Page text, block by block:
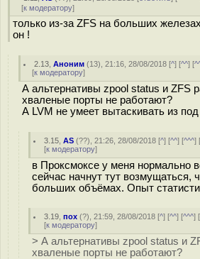
[к модератору]
только из-за ZFS на больших
он !
2.13 ,Аноним (13), 21:16, 28/08/2018 [^] [^^] [
[к модератору]
А альтернативы zpool status и ZFS
хваленые порты не работают?
А LVM не умеет вытаскивать из
3.15 ,AS (??), 21:26, 28/08/2018 [^] [^^] [^^^]
[к модератору]
в Проксмоксе у меня нормально
сейчас начнут тут возмущаться,
больших объёмах. Опыт
3.19 ,пох (?), 21:59, 28/08/2018 [^] [^^] [^^^] [
[к модератору]
> А альтернативы zpool status и
хваленые порты не работают?